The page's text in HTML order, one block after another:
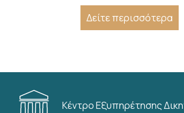
Δείτε περισσότερα
Κέντρο Εξυπηρέτησης